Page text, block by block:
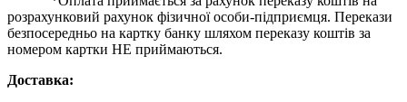
розрахунковий рахунок фізичної особи-підприємця. Перекази
безпосередньо на картку банку шляхом переказу коштів за
номером картки НЕ приймаються.
Доставка: